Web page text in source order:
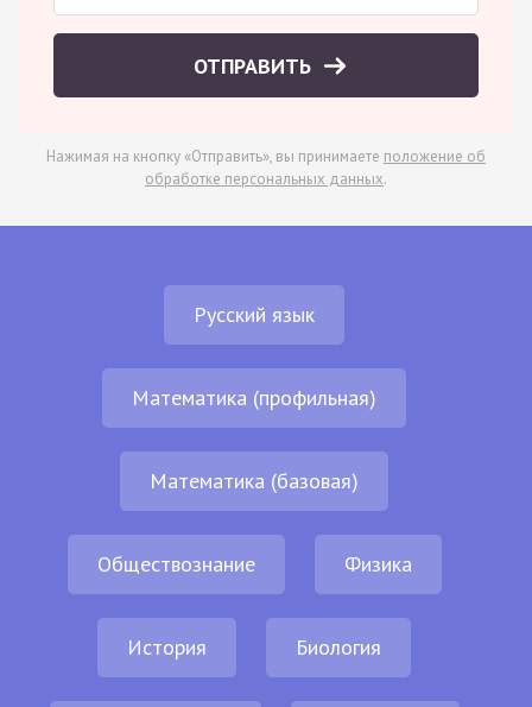
ОТПРАВИТЬ
Нажимая на кнопку «Отправить», вы принимаете положение об
обработке персональных данных.
Русский язык
Математика (профильная)
Математика (базовая)
Обществознание Физика
История Биология